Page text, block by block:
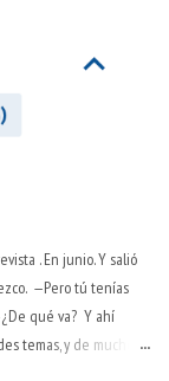
llamar la atención, por
ven es oscuro y torpe:
que los opt...
. En junio. Y salió
—Pero tú tenías
qué va? Y ahí
temas, y de muchos